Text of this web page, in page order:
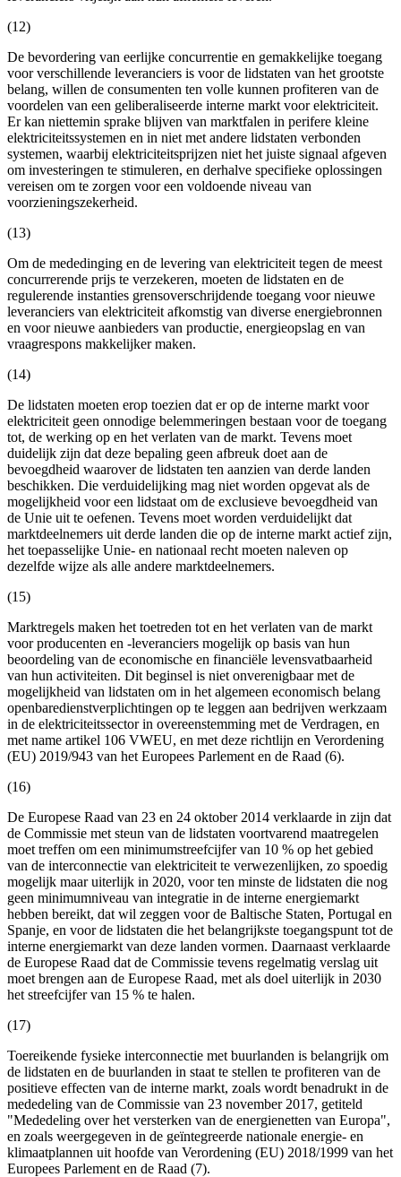
(12)
De bevordering van eerlijke concurrentie en gemakkelijke toegang
voor verschillende leveranciers is voor de lidstaten van het grootste
belang, willen de consumenten ten volle kunnen profiteren van de
voordelen van een geliberaliseerde interne markt voor elektriciteit.
Er kan niettemin sprake blijven van marktfalen in perifere kleine
elektriciteitssystemen en in niet met andere lidstaten verbonden
systemen, waarbij elektriciteitsprijzen niet het juiste signaal afgeven
om investeringen te stimuleren, en derhalve specifieke oplossingen
vereisen om te zorgen voor een voldoende niveau van
voorzieningszekerheid.
(13)
Om de mededinging en de levering van elektriciteit tegen de meest
concurrerende prijs te verzekeren, moeten de lidstaten en de
regulerende instanties grensoverschrijdende toegang voor nieuwe
leveranciers van elektriciteit afkomstig van diverse energiebronnen
en voor nieuwe aanbieders van productie, energieopslag en van
vraagrespons makkelijker maken.
(14)
De lidstaten moeten erop toezien dat er op de interne markt voor
elektriciteit geen onnodige belemmeringen bestaan voor de toegang
tot, de werking op en het verlaten van de markt. Tevens moet
duidelijk zijn dat deze bepaling geen afbreuk doet aan de
bevoegdheid waarover de lidstaten ten aanzien van derde landen
beschikken. Die verduidelijking mag niet worden opgevat als de
mogelijkheid voor een lidstaat om de exclusieve bevoegdheid van
de Unie uit te oefenen. Tevens moet worden verduidelijkt dat
marktdeelnemers uit derde landen die op de interne markt actief zijn,
het toepasselijke Unie- en nationaal recht moeten naleven op
dezelfde wijze als alle andere marktdeelnemers.
(15)
Marktregels maken het toetreden tot en het verlaten van de markt
voor producenten en -leveranciers mogelijk op basis van hun
beoordeling van de economische en financiële levensvatbaarheid
van hun activiteiten. Dit beginsel is niet onverenigbaar met de
mogelijkheid van lidstaten om in het algemeen economisch belang
openbaredienstverplichtingen op te leggen aan bedrijven werkzaam
in de elektriciteitssector in overeenstemming met de Verdragen, en
met name artikel 106 VWEU, en met deze richtlijn en Verordening
(EU) 2019/943 van het Europees Parlement en de Raad (6).
(16)
De Europese Raad van 23 en 24 oktober 2014 verklaarde in zijn dat
de Commissie met steun van de lidstaten voortvarend maatregelen
moet treffen om een minimumstreefcijfer van 10 % op het gebied
van de interconnectie van elektriciteit te verwezenlijken, zo spoedig
mogelijk maar uiterlijk in 2020, voor ten minste de lidstaten die nog
geen minimumniveau van integratie in de interne energiemarkt
hebben bereikt, dat wil zeggen voor de Baltische Staten, Portugal en
Spanje, en voor de lidstaten die het belangrijkste toegangspunt tot de
interne energiemarkt van deze landen vormen. Daarnaast verklaarde
de Europese Raad dat de Commissie tevens regelmatig verslag uit
moet brengen aan de Europese Raad, met als doel uiterlijk in 2030
het streefcijfer van 15 % te halen.
(17)
Toereikende fysieke interconnectie met buurlanden is belangrijk om
de lidstaten en de buurlanden in staat te stellen te profiteren van de
positieve effecten van de interne markt, zoals wordt benadrukt in de
mededeling van de Commissie van 23 november 2017, getiteld
"Mededeling over het versterken van de energienetten van Europa",
en zoals weergegeven in de geïntegreerde nationale energie- en
klimaatplannen uit hoofde van Verordening (EU) 2018/1999 van het
Europees Parlement en de Raad (7).